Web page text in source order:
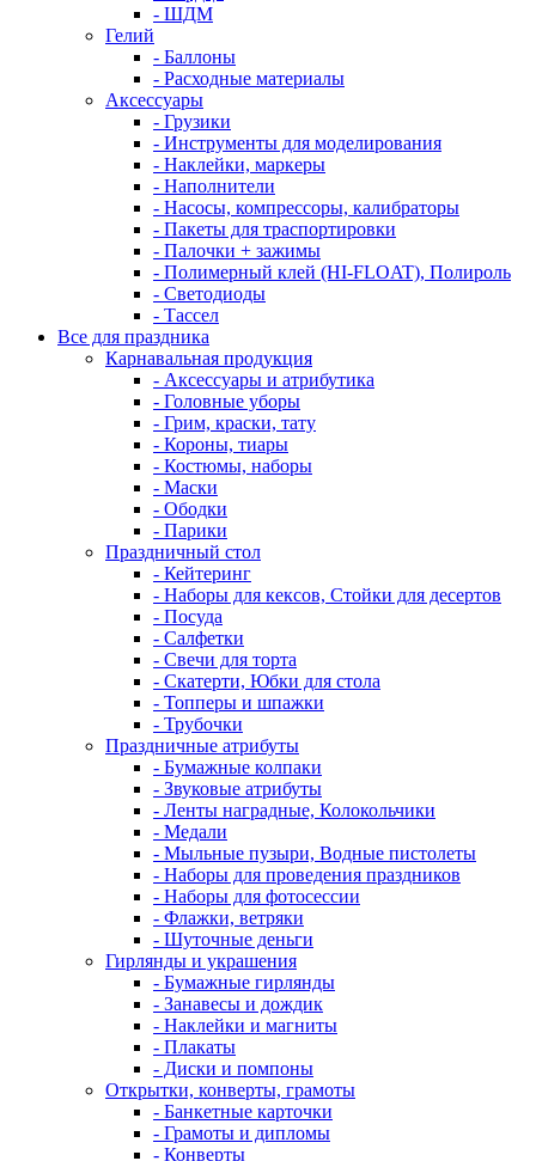
- ШДМ
Гелий
- Баллоны
- Расходные материалы
Аксессуары
- Грузики
- Инструменты для моделирования
- Наклейки, маркеры
- Наполнители
- Насосы, компрессоры, калибраторы
- Пакеты для траспортировки
- Палочки + зажимы
- Полимерный клей (HI-FLOAT), Полироль
- Светодиоды
- Тассел
Все для праздника
Карнавальная продукция
- Аксессуары и атрибутика
- Головные уборы
- Грим, краски, тату
- Короны, тиары
- Костюмы, наборы
- Маски
- Ободки
- Парики
Праздничный стол
- Кейтеринг
- Наборы для кексов, Стойки для десертов
- Посуда
- Салфетки
- Свечи для торта
- Скатерти, Юбки для стола
- Топперы и шпажки
- Трубочки
Праздничные атрибуты
- Бумажные колпаки
- Звуковые атрибуты
- Ленты наградные, Колокольчики
- Медали
- Мыльные пузыри, Водные пистолеты
- Наборы для проведения праздников
- Наборы для фотосессии
- Флажки, ветряки
- Шуточные деньги
Гирлянды и украшения
- Бумажные гирлянды
- Занавесы и дождик
- Наклейки и магниты
- Плакаты
- Диски и помпоны
Открытки, конверты, грамоты
- Банкетные карточки
- Грамоты и дипломы
- Конверты